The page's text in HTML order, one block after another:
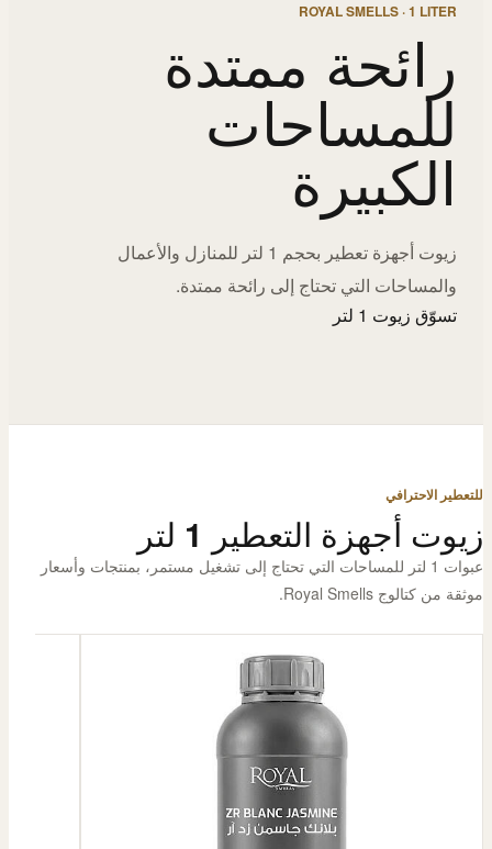
ROYAL SMELLS · 1 LITER
رائحة ممتدة
للمساحات
الكبيرة
زيوت أجهزة تعطير بحجم 1 لتر للمنازل والأعمال
والمساحات التي تحتاج إلى رائحة ممتدة.
تسوّق زيوت 1 لتر
للتعطير الاحترافي
زيوت أجهزة التعطير 1 لتر
عبوات 1 لتر للمساحات التي تحتاج إلى تشغيل مستمر، بمنتجات وأسعار
موثقة من كتالوج Royal Smells.